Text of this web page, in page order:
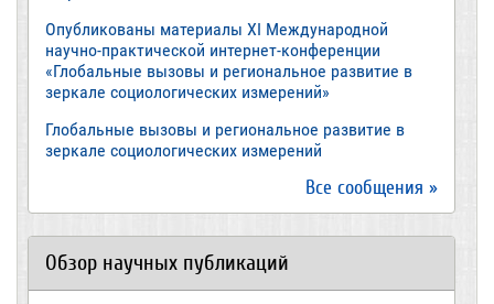
Опубликованы материалы XI Международной
научно-практической интернет-конференции
«Глобальные вызовы и региональное развитие в
зеркале социологических измерений»
Глобальные вызовы и региональное развитие в
зеркале социологических измерений
Все сообщения »
Обзор научных публикаций